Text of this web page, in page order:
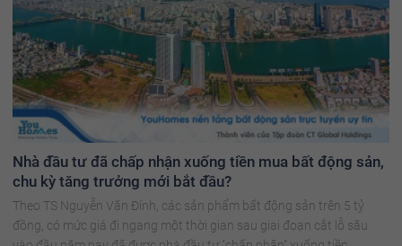
Nhà đầu tư đã chấp nhận xuống tiền mua bất động sản,
chu kỳ tăng trưởng mới bắt đầu?
Theo TS Nguyễn Văn Đính, các sản phẩm bất động sản trên 5 tỷ
đồng, có mức giá đi ngang một thời gian sau giai đoạn cắt lỗ sâu